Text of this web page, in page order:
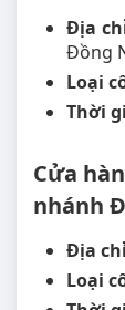
Địa
Đồng
Loại
Thời
Cửa
nhánh
Địa
Loại